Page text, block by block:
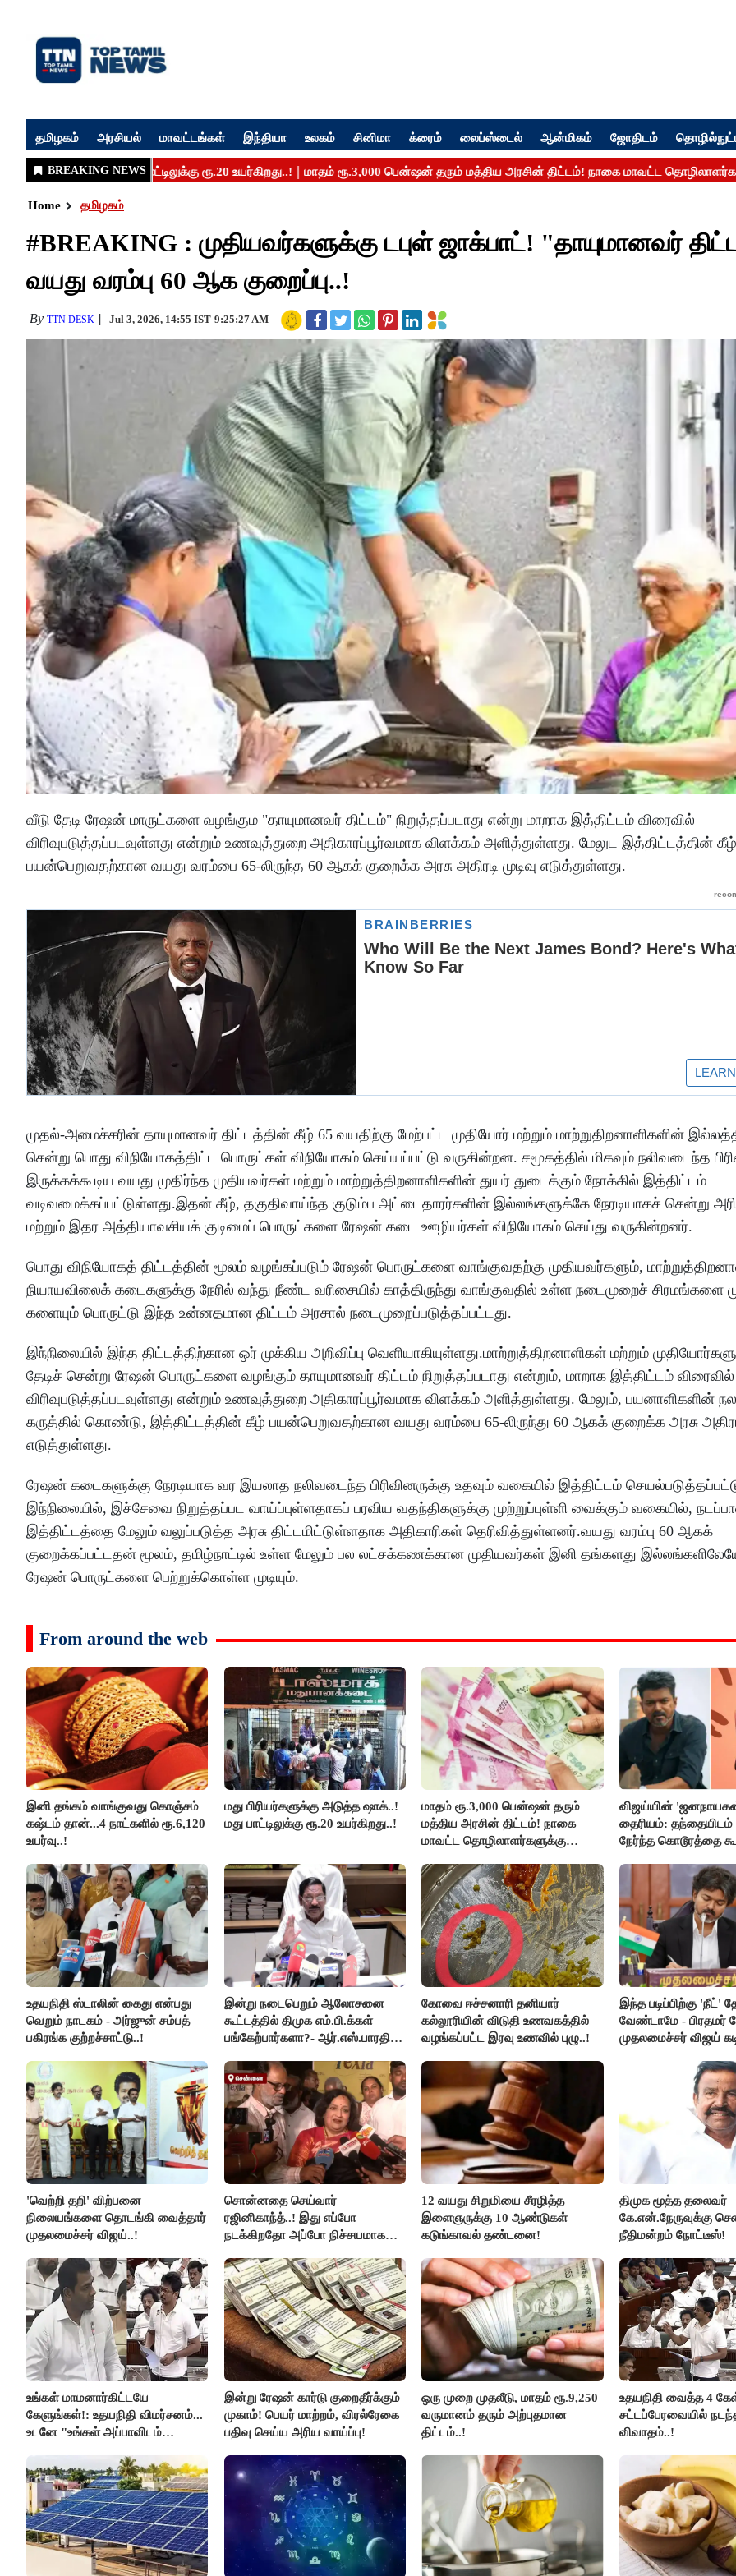
தமிழகம் அரசியல் மாவட்டங்கள் இந்தியா உலகம் சினிமா க்ரைம் லைப்ஸ்டைல் ஆன்மிகம் ஜோதிடம்
Home தமிழகம்
#BREAKING : முதியவர்களுக்கு டபுள் ஜாக்பாட்! "தாயுமானவர்
வயது வரம்பு 60 ஆக குறைப்பு..!
By TTN DESK Jul 3, 2026, 14:55 IST 9:25:27 AM
வீடு தேடி ரேஷன் மாருட்களை வழங்கும "தாயுமானவர் திட்டம்" நிறுத்தப்படாது என்று மாறாக இத்திட்டம் விரைவில்
விரிவுபடுத்தப்படவுள்ளது என்றும் உணவுத்துறை அதிகாரப்பூர்வமாக விளக்கம் அளித்துள்ளது. மேலுட இத்திட்டத்தின் கீழ்
பயன்பெறுவதற்கான வயது வரம்பை 65-லிருந்த 60 ஆகக் குறைக்க அரசு அதிரடி முடிவு எடுத்துள்ளது.
முதல்-அமைச்சரின் தாயுமானவர் திட்டத்தின் கீழ் 65 வயதிற்கு மேற்பட்ட முதியோர் மற்றும் மாற்றுதிறனாளிகளின்
சென்று பொது விநியோகத்திட்ட பொருட்கள் விநியோகம் செய்யப்பட்டு வருகின்றன. சமூகத்தில் மிகவும் நலிவடைந்த
இருக்கக்கூடிய வயது முதிர்ந்த முதியவர்கள் மற்றும் மாற்றுத்திறனாளிகளின் துயர் துடைக்கும் நோக்கில் இத்திட்டம்
வடிவமைக்கப்பட்டுள்ளது.இதன் கீழ், தகுதிவாய்ந்த குடும்ப அட்டைதாரர்களின் இல்லங்களுக்கே நேரடியாகச் சென்று
மற்றும் இதர அத்தியாவசியக் குடிமைப் பொருட்களை ரேஷன் கடை ஊழியர்கள் விநியோகம் செய்து வருகின்றனர்.
பொது விநியோகத் திட்டத்தின் மூலம் வழங்கப்படும் ரேஷன் பொருட்களை வாங்குவதற்கு முதியவர்களும்,
நியாயவிலைக் கடைகளுக்கு நேரில் வந்து நீண்ட வரிசையில் காத்திருந்து வாங்குவதில் உள்ள நடைமுறைச் சிரமங்களை
களையும் பொருட்டு இந்த உன்னதமான திட்டம் அரசால் நடைமுறைப்படுத்தப்பட்டது.
இந்நிலையில் இந்த திட்டத்திற்கான ஒர் முக்கிய அறிவிப்பு வெளியாகியுள்ளது.மாற்றுத்திறனாளிகள் மற்றும்
தேடிச் சென்று ரேஷன் பொருட்களை வழங்கும் தாயுமானவர் திட்டம் நிறுத்தப்படாது என்றும், மாறாக இத்திட்டம் விரைவில்
விரிவுபடுத்தப்படவுள்ளது என்றும் உணவுத்துறை அதிகாரப்பூர்வமாக விளக்கம் அளித்துள்ளது. மேலும், பயனாளிகளின்
கருத்தில் கொண்டு, இத்திட்டத்தின் கீழ் பயன்பெறுவதற்கான வயது வரம்பை 65-லிருந்து 60 ஆகக் குறைக்க அரசு அதிரடி
எடுத்துள்ளது.
ரேஷன் கடைகளுக்கு நேரடியாக வர இயலாத நலிவடைந்த பிரிவினருக்கு உதவும் வகையில் இத்திட்டம்
இந்நிலையில், இச்சேவை நிறுத்தப்பட வாய்ப்புள்ளதாகப் பரவிய வதந்திகளுக்கு முற்றுப்புள்ளி வைக்கும் வகையில்,
இத்திட்டத்தை மேலும் வலுப்படுத்த அரசு திட்டமிட்டுள்ளதாக அதிகாரிகள் தெரிவித்துள்ளனர்.வயது வரம்பு 60 ஆகக்
குறைக்கப்பட்டதன் மூலம், தமிழ்நாட்டில் உள்ள மேலும் பல லட்சக்கணக்கான முதியவர்கள் இனி தங்களது
ரேஷன் பொருட்களை பெற்றுக்கொள்ள முடியும்.
From around the web
இனி தங்கம் வாங்குவது கொஞ்சம்
கஷ்டம் தான்...4 நாட்களில் ரூ.6,120
உயர்வு..!
மது பிரியர்களுக்கு அடுத்த ஷாக்..!
மது பாட்டிலுக்கு ரூ.20 உயர்கிறது..!
மாதம் ரூ.3,000 பென்ஷன் தரும்
மத்திய அரசின் திட்டம்! நாகை
மாவட்ட தொழிலாளர்களுக்கு
செய்தி!
விஜய்யின்
தைரியம்: தந்தையிடம்
நேர்ந்த கொடூரத்தை
உதயநிதி ஸ்டாலின் கைது என்பது
வெறும் நாடகம் - அர்ஜுன் சம்பத்
பகிரங்க குற்றச்சாட்டு..!
இன்று நடைபெறும் ஆலோசனை
கூட்டத்தில் திமுக எம்.பி.க்கள்
பங்கேற்பார்களா?- ஆர்.எஸ்.பாரதி
கோவை ஈச்சனாரி தனியார்
கல்லூரியின் விடுதி உணவகத்தில்
வழங்கப்பட்ட இரவு உணவில் புழு..!
இந்த படிப்பிற்கு 'நீட்'
வேண்டாமே - பிரதமர்
முதலமைச்சர் விஜய்
'வெற்றி தறி' விற்பனை
நிலையங்களை தொடங்கி வைத்தார்
முதலமைச்சர் விஜய்..!
சொன்னதை செய்வார்
ரஜினிகாந்த்..! இது எப்போ
நடக்கிறதோ அப்போ நிச்சயமாக
ரஜினிகாந்த்..!
12 வயது சிறுமியை சீரழித்த
இளைஞருக்கு 10 ஆண்டுகள்
கடுங்காவல் தண்டனை!
திமுக மூத்த தலைவர்
கே.என்.நேருவுக்கு
நீதிமன்றம் நோட்டீஸ்!
உங்கள் மாமனார்கிட்டயே
கேளுங்கள்!: உதயநிதி விமர்சனம்...
உடனே "உங்கள் அப்பாவிடம்
பதிலடி!
இன்று ரேஷன் கார்டு குறைதீர்க்கும்
முகாம்! பெயர் மாற்றம், விரல்ரேகை
பதிவு செய்ய அரிய வாய்ப்பு!
ஒரு முறை முதலீடு, மாதம் ரூ.9,250
வருமானம் தரும் அற்புதமான
திட்டம்..!
உதயநிதி வைத்த 4
சட்டப்பேரவையில்
விவாதம்..!